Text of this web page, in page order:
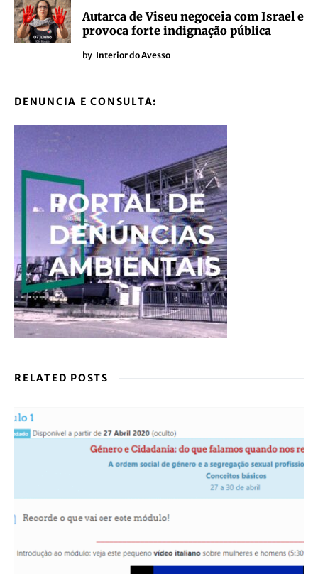
Autarca de Viseu negoceia com Israel e
provoca forte indignação pública
by Interior do Avesso
DENUNCIA E CONSULTA:
RELATED POSTS